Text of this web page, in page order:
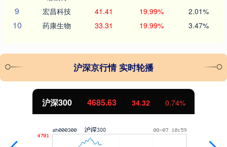
9 宏昌科技 41.41 19.99% 2.01%
10 药康生物 33.31 19.99% 3.47%
沪深京行情 实时轮播
沪深300 4685.63 34.32 0.74%